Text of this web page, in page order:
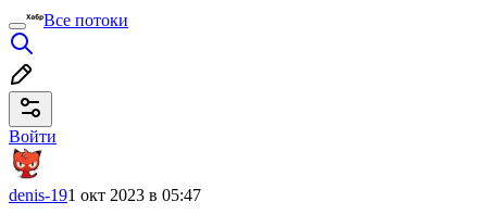
Все потоки
Войти
denis-191 окт 2023 в 05:47